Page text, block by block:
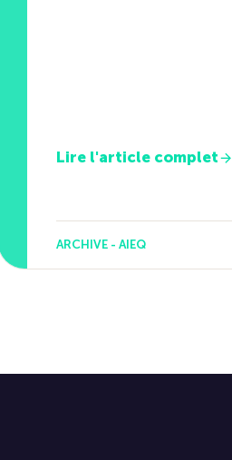
Lire l'article complet
ARCHIVE - AIEQ